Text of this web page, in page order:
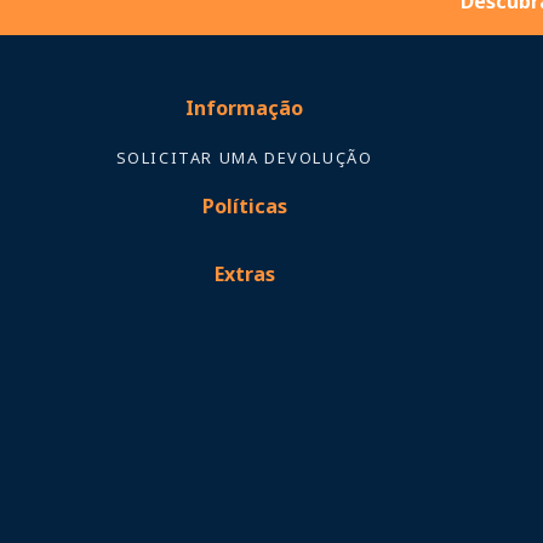
Informação
SOLICITAR UMA DEVOLUÇÃO
Políticas
Extras